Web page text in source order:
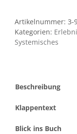
Artikelnummer: 3-
Kategorien:
Systemisches
Beschreibung
Klappentext
Blick ins Buch